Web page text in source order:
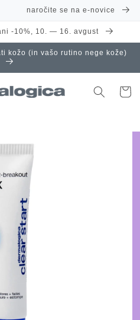
naročite se na e-novice
-10%, 10. — 16. avgust
kožo (in vašo rutino nege kože)